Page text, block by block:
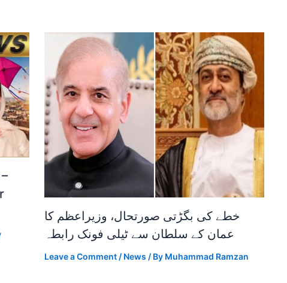
خطے کی بگڑتی صورتحال، وزیراعظم کا
عمان کے سلطان سے ٹیلی فونک رابطہ
Leave a Comment / News / By Muhammad Ramzan